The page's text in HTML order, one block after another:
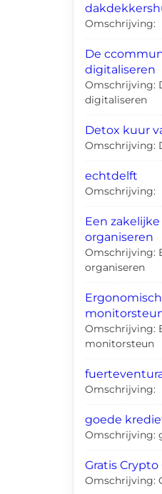
Omschrijving:
De
digitaliseren
Omschrijving:
digitaliseren
Detox kuur
Omschrijving:
echtdelft
Omschrijving:
Een
organiseren
Omschrijving:
organiseren
Omschrijving:
monitorsteun
Omschrijving:
goede
Omschrijving:
Gratis Crypto
Omschrijving: